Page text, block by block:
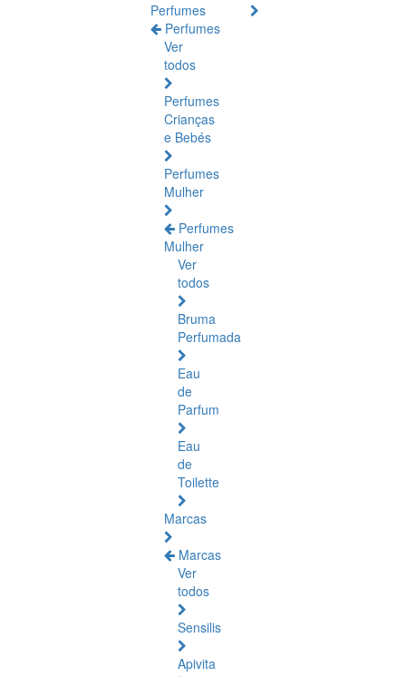
Perfumes
Perfumes
Ver
todos
Perfumes
Crianças
e Bebés
Perfumes
Mulher
Perfumes
Mulher
Ver
todos
Bruma
Perfumada
Eau
de
Parfum
Eau
de
Toilette
Marcas
Marcas
Ver
todos
Sensilis
Apivita